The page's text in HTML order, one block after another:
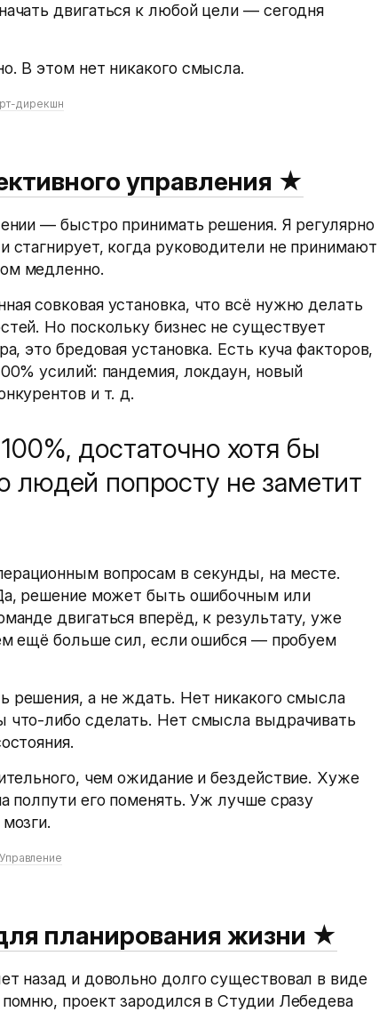
двигаться к любой цели — сегодня
В этом нет никакого смысла.
дирекшн
управления ★
— быстро принимать решения. Я регулярно
стагнирует, когда руководители не принимают
медленно.
совковая установка, что всё нужно делать
Но поскольку бизнес не существует
это бредовая установка. Есть куча факторов,
усилий: пандемия, локдаун, новый
и т. д.
достаточно хотя бы
людей попросту не заметит
вопросам в секунды, на месте.
решение может быть ошибочным или
двигаться вперёд, к результату, уже
ещё больше сил, если ошибся — пробуем
решения, а не ждать. Нет никакого смысла
что-либо сделать. Нет смысла выдрачивать
чем ожидание и бездействие. Хуже
полпути его поменять. Уж лучше сразу
Управление
планирования жизни ★
назад и довольно долго существовал в виде
проект зародился в Студии Лебедева